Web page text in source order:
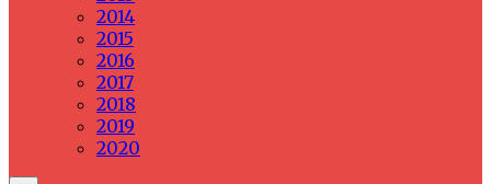
2014
2015
2016
2017
2018
2019
2020